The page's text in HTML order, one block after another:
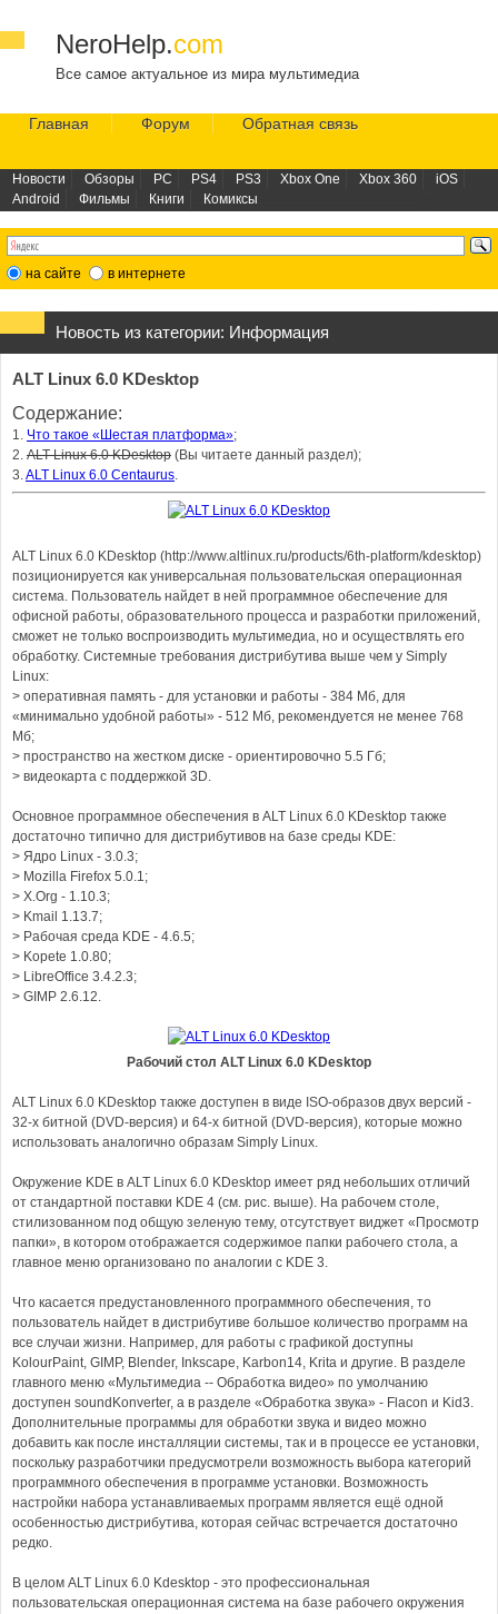
NeroHelp.com
Все самое актуальное из мира мультимедиа
Главная Форум Обратная связь
Новости Обзоры PC PS4 PS3 Xbox One Xbox 360
iOS
Android
Фильмы Книги Комиксы
на сайте в интернете
Новость из категории: Информация
ALT Linux 6.0 KDesktop
Содержание:
1. Что такое «Шестая платформа»;
2. ALT Linux 6.0 KDesktop (Вы читаете данный раздел);
3.ALT Linux 6.0 Centaurus.
ALT Linux 6.0 KDesktop (http://www.altlinux.ru/products/6th-platform/kdesktop)
позиционируется как универсальная пользовательская операционная
система. Пользователь найдет в ней программное обеспечение для
офисной работы, образовательного процесса и разработки приложений,
сможет не только воспроизводить мультимедиа, но и осуществлять его
обработку. Системные требования дистрибутива выше чем у Simply
Linux:
> оперативная память - для установки и работы - 384 Мб, для
«минимально удобной работы» - 512 Мб, рекомендуется не менее 768
Мб;
> пространство на жестком диске - ориентировочно 5.5 Гб;
> видеокарта с поддержкой 3D.
Основное программное обеспечения в ALT Linux 6.0 KDesktop также
достаточно типично для дистрибутивов на базе среды KDE:
> Ядро Linux - 3.0.3;
> Mozilla Firefox 5.0.1;
> X.Org - 1.10.3;
> Kmail 1.13.7;
> Рабочая среда KDE - 4.6.5;
> Kopete 1.0.80;
> LibreOffice 3.4.2.3;
> GIMP 2.6.12.
Рабочий стол ALT Linux 6.0 KDesktop
ALT Linux 6.0 KDesktop также доступен в виде ISO-образов двух версий -
32-х битной (DVD-версия) и 64-х битной (DVD-версия), которые можно
использовать аналогично образам Simply Linux.
Окружение KDE в ALT Linux 6.0 KDesktop имеет ряд небольших отличий
от стандартной поставки KDE 4 (см. рис. выше). На рабочем столе,
стилизованном под общую зеленую тему, отсутствует виджет «Просмотр
папки», в котором отображается содержимое папки рабочего стола, а
главное меню организовано по аналогии с KDE 3.
Что касается предустановленного программного обеспечения, то
пользователь найдет в дистрибутиве большое количество программ на
все случаи жизни. Например, для работы с графикой доступны
KolourPaint, GIMP, Blender, Inkscape, Karbon14, Krita и другие. В разделе
главного меню «Мультимедиа -- Обработка видео» по умолчанию
доступен soundKonverter, а в разделе «Обработка звука» - Flacon и Kid3.
Дополнительные программы для обработки звука и видео можно
добавить как после инсталляции системы, так и в процессе ее установки,
поскольку разработчики предусмотрели возможность выбора категорий
программного обеспечения в программе установки. Возможность
настройки набора устанавливаемых программ является ещё одной
особенностью дистрибутива, которая сейчас встречается достаточно
редко.
В целом ALT Linux 6.0 Kdesktop - это профессиональная
пользовательская операционная система на базе рабочего окружения